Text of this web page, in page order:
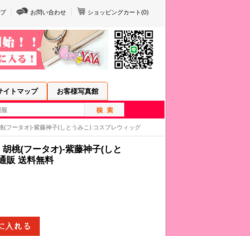
お問い合わせ ショッピングカート(0)
イトマップ お客様写真館
フータオ)-紫藤神子(しとうみこ) コスプレウィッグ
桃(フータオ)-紫藤神子(しと
販 送料無料